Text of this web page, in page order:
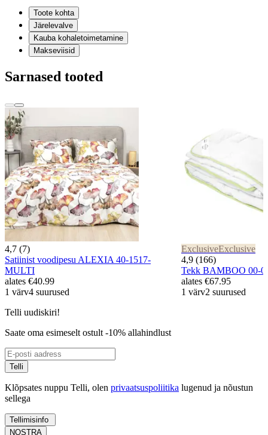
Toote kohta
Järelevalve
Kauba kohaletoimetamine
Makseviisid
Sarnased tooted
4,7 (7)
Satiinist voodipesu ALEXIA 40-1517-
MULTI
alates €40.99
1 värv4 suurused
ExclusiveExclusive
4,9 (166)
Tekk BAMBOO 00-
alates €67.95
1 värv2 suurused
Telli uudiskiri!
Saate oma esimeselt ostult -10% allahindlust
Telli
Klõpsates nuppu Telli, olen privaatsuspoliitika lugenud ja nõustun
sellega
Tellimisinfo
NOSTRA